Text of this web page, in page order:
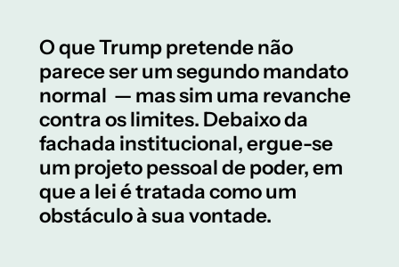
O que Trump pretende não
parece ser um segundo mandato
normal — mas sim uma revanche
contra os limites. Debaixo da
fachada institucional, ergue-se
um projeto pessoal de poder, em
que a lei é tratada como um
obstáculo à sua vontade.